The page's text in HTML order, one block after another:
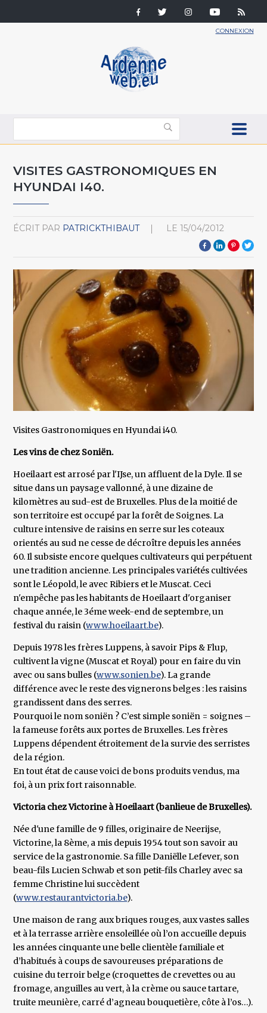
CONNEXION
VISITES GASTRONOMIQUES EN
HYUNDAI I40.
ÉCRIT PAR PATRICKTHIBAUT LE 15/04/2012
Visites Gastronomiques en Hyundai i40.
Les vins de chez Soniën.
Hoeilaart est arrosé par l'IJse, un affluent de la Dyle. Il se
situe dans un paysage vallonné, à une dizaine de
kilomètres au sud-est de Bruxelles. Plus de la moitié de
son territoire est occupé par la forêt de Soignes. La
culture intensive de raisins en serre sur les coteaux
orientés au sud ne cesse de décroître depuis les années
60. Il subsiste encore quelques cultivateurs qui perpétuent
une tradition ancienne. Les principales variétés cultivées
sont le Léopold, le avec Ribiers et le Muscat. Ceci
n'empêche pas les habitants de Hoeilaart d'organiser
chaque année, le 3éme week-end de septembre, un
festival du raisin (www.hoeilaart.be).
Depuis 1978 les frères Luppens, à savoir Pips & Flup,
cultivent la vigne (Muscat et Royal) pour en faire du vin
avec ou sans bulles (www.sonien.be). La grande
différence avec le reste des vignerons belges : les raisins
grandissent dans des serres.
Pourquoi le nom soniën ? C’est simple soniën = soignes –
la fameuse forêts aux portes de Bruxelles. Les frères
Luppens dépendent étroitement de la survie des serristes
de la région.
En tout état de cause voici de bons produits vendus, ma
foi, à un prix fort raisonnable.
Victoria chez Victorine à Hoeilaart (banlieue de Bruxelles).
Née d'une famille de 9 filles, originaire de Neerijse,
Victorine, la 8ème, a mis depuis 1954 tout son savoir au
service de la gastronomie. Sa fille Daniëlle Lefever, son
beau-fils Lucien Schwab et son petit-fils Charley avec sa
femme Christine lui succèdent
(www.restaurantvictoria.be).
Une maison de rang aux briques rouges, aux vastes salles
et à la terrasse arrière ensoleillée où l’on accueille depuis
les années cinquante une belle clientèle familiale et
d’habitués à coups de savoureuses préparations de
cuisine du terroir belge (croquettes de crevettes ou au
fromage, anguilles au vert, à la crème ou sauce tartare,
truite meunière, carré d’agneau bouquetière, côte à l’os…).